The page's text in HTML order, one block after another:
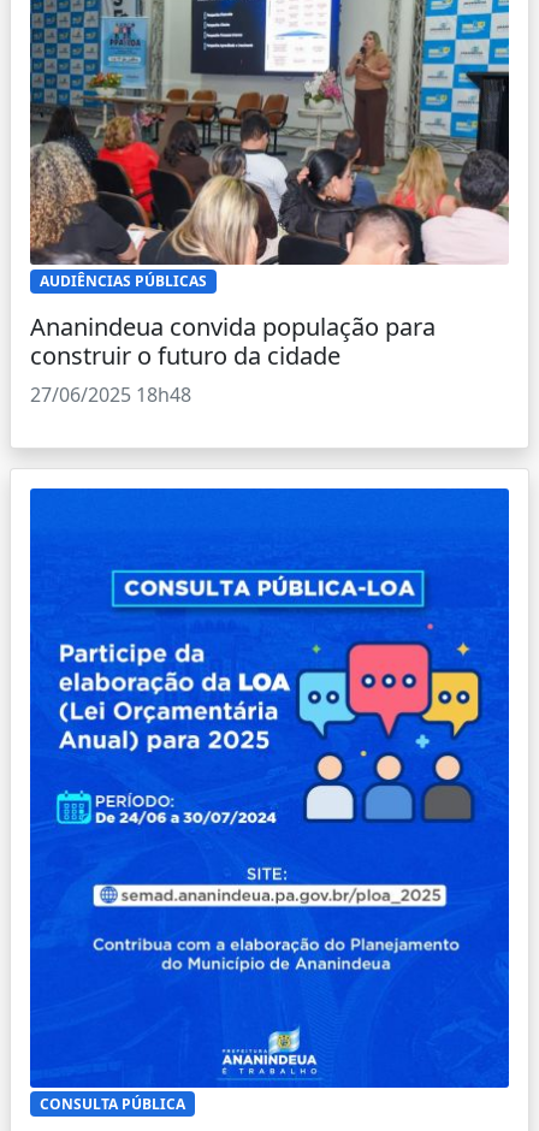
AUDIÊNCIAS PÚBLICAS
Ananindeua convida população para
construir o futuro da cidade
27/06/2025 18h48
CONSULTA PÚBLICA